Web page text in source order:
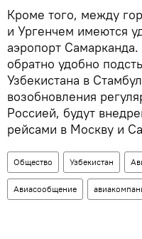
Кроме того, между
и Ургенчем имеются
аэропорт
обратно удобно
Узбекистана в
возобновления
Россией, будут
рейсами в Москву и
Общество Узбекистан
Авиасообщение